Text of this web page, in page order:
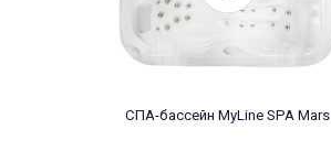
СПА-бассейн MyLine SPA Mars